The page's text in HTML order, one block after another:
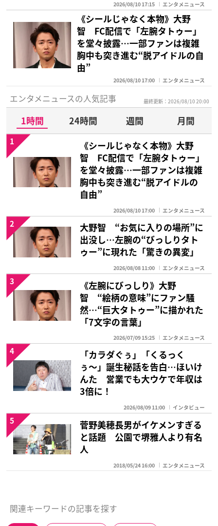
2026/08/10 17:15 エンタメニュース
《シールじゃなく本物》大野
智 FC配信で「左腕タトゥー」
を堂々披露…一部ファンは複雑
胸中も突き進む“脱アイドルの自
由”
2026/08/10 17:00 エンタメニュース
エンタメニュースの人気記事 最終更新：2026/08/10 20:00
1時間 24時間 週間
月間
《シールじゃなく本物》大野
智 FC配信で「左腕タトゥー」
を堂々披露…一部ファンは複雑
胸中も突き進む“脱アイドルの
自由”
2026/08/10 17:00 エンタメニュース
1
大野智 “お気に入りの場所”に
出没し…左腕の“びっしりタト
ゥー”に現れた「驚きの異変」
2026/08/08 11:00 エンタメニュース
2
《左腕にびっしり》大野
智 “絵柄の意味”にファン騒
然…“巨大タトゥー”に描かれた
「7文字の言葉」
2026/07/09 15:25 エンタメニュース
3
「カラダぐぅ」「くるっく
ぅ〜」誕生秘話を告白…ほいけ
んた 営業でも大ウケで年収は
3倍に！
2026/08/09 11:00 インタビュー
4
菅野美穂長男がイケメンすぎる
と話題 公園で堺雅人より有名
人
2018/05/24 16:00 エンタメニュース
5
関連キーワードの記事を探す